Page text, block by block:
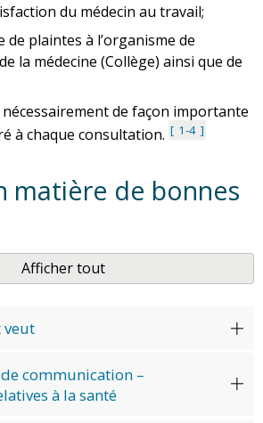
du médecin au travail;
de plaintes à l’organisme de
la médecine (Collège) ainsi que de
nécessairement de façon importante
à chaque consultation.
1-4
matière de bonnes
Afficher tout
veut
communication –
à la santé